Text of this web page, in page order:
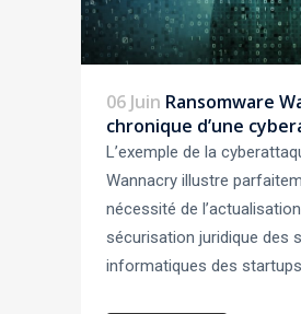
06 Juin Ransomware
chronique d’une
L’exemple de la
Wannacry illustre
nécessité de
sécurisation juridique des
informatiques des